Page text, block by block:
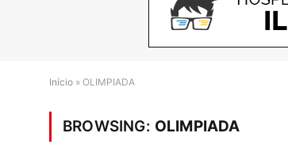
Início » OLIMPIADA
BROWSING: OLIMPIADA